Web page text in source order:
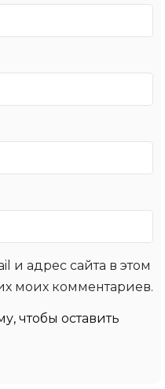
и адрес сайта в этом
моих комментариев.
чтобы оставить